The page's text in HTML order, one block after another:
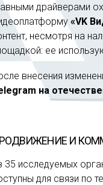
драйверами
«VK
несмотря на
ее
внесения
на
И
35 исследуемых
для связи по